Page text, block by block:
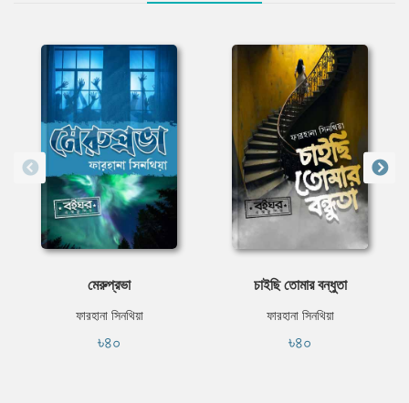
মেরুপ্রভা
ফারহানা সিনথিয়া
৳৪০
চাইছি তোমার বন্ধুতা
ফারহানা সিনথিয়া
৳৪০